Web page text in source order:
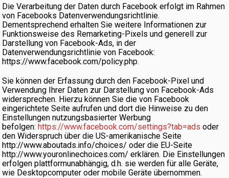
Die Verarbeitung der Daten durch Facebook erfolgt im Rahmen
von Facebooks Datenverwendungsrichtlinie.
Dementsprechend erhalten Sie weitere Informationen zur
Funktionsweise des Remarketing-Pixels und generell zur
Darstellung von Facebook-Ads, in der
Datenverwendungsrichtlinie von Facebook:
https://www.facebook.com/policy.php.
Sie können der Erfassung durch den Facebook-Pixel und
Verwendung Ihrer Daten zur Darstellung von Facebook-Ads
widersprechen. Hierzu können Sie die von Facebook
eingerichtete Seite aufrufen und dort die Hinweise zu den
Einstellungen nutzungsbasierter Werbung
befolgen:https://www.facebook.com/settings?tab=ads oder
den Widerspruch über die US-amerikanische Seite
http://www.aboutads.info/choices/ oder die EU-Seite
http://www.youronlinechoices.com/ erklären. Die Einstellungen
erfolgen plattformunabhängig, d.h. sie werden für alle Geräte,
wie Desktopcomputer oder mobile Geräte übernommen.